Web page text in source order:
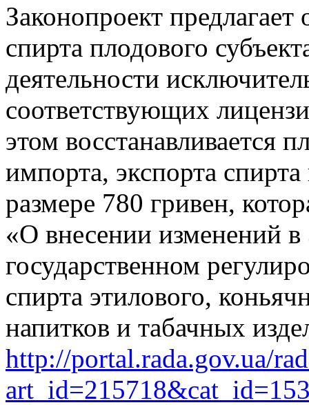
Законопроект
спирта плодового
деятельности
соответствующих
этом восстанавливается
импорта, экспорта
размере 780 гривен,
«О внесении изменений
государственном
спирта этилового,
напитков и табачных
http://portal.rada.gov.ua/